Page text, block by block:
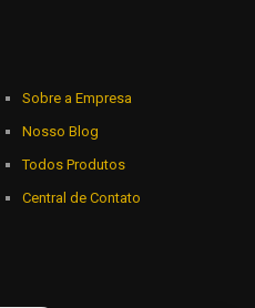
Sobre a Empresa
Nosso Blog
Todos Produtos
Central de Contato